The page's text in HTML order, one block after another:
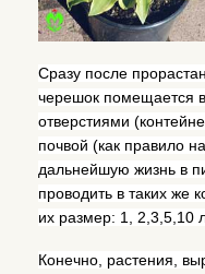
Сразу после
черешок помещается
отверстиями
почвой (как правило
дальнейшую жизнь в
проводить в таких же
их размер: 1, 2,3,5,10
Конечно, растения,